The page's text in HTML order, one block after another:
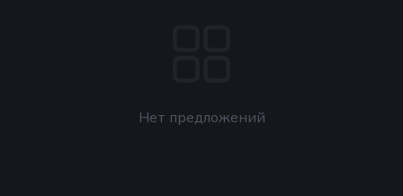
Нет предложений